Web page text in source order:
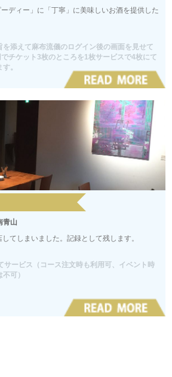
ディー」に「丁寧」に美味しいお酒を提供した
添えて麻布流儀のログイン後の画面を見せて
チケット3枚のところを1枚サービスで4枚にて
。
青山
てしまいました。記録として残します。
サービス（コース注文時も利用可、イベント時
可）